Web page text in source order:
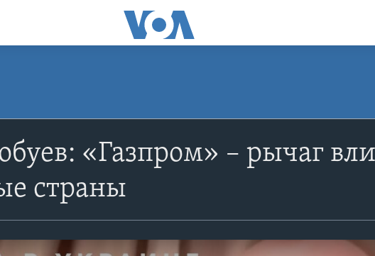
«Газпром» – рычаг
страны